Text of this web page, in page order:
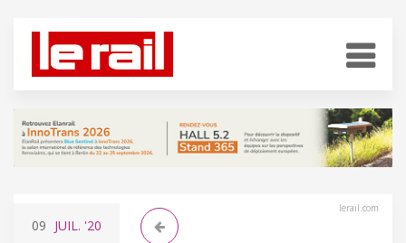
lerail.com
09 JUIL. '20